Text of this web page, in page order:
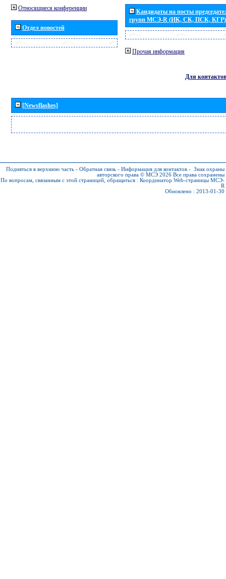
Относящиеся конференции
Отдел новостей
Кандидаты на посты
групп МСЭ-R (ИК, СК, ПСК, КГР)
Прочая информация
Для контактов
[Newsflashes]
Подняться в верхнюю часть - Обратная связь - Информация для контактов - Знак охраны
авторского права © МСЭ 2026 Все права сохранены
По вопросам, связанным с этой страницей, обращаться : Координатор Web-страницы МСЭ-
R
Обновлено : 2013-01-30